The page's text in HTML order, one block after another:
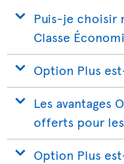
Puis-je choisir
Classe
Option Plus
Les avantages
offerts pour
Option Plus